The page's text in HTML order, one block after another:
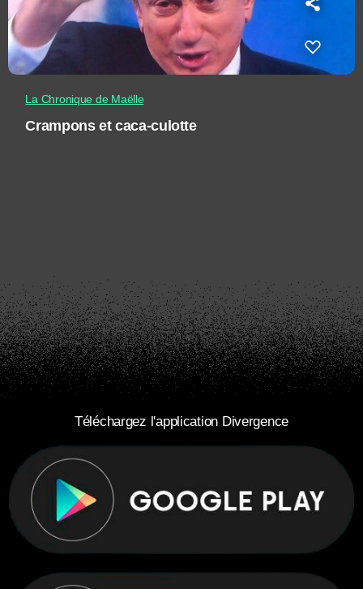
La Chronique de Maëlle
Crampons et caca-culotte
Téléchargez l'application Divergence